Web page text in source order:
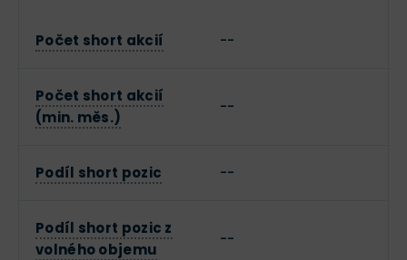
Počet short akcií --
Počet short akcií
(min. měs.)
--
Podíl short pozic --
Podíl short pozic z
volného objemu
--